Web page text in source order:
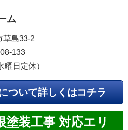
ム
草島33-2
133
日定休）
ついて詳しくはコチラ
塗装工事 対応エリ